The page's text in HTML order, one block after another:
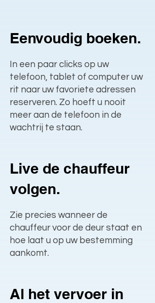
Eenvoudig boeken.
In een paar clicks op uw
telefoon, tablet of computer uw
rit naar uw favoriete adressen
reserveren. Zo hoeft u nooit
meer aan de telefoon in de
wachtrij te staan.
Live de chauffeur
volgen.
Zie precies wanneer de
chauffeur voor de deur staat en
hoe laat u op uw bestemming
aankomt.
Al het vervoer in